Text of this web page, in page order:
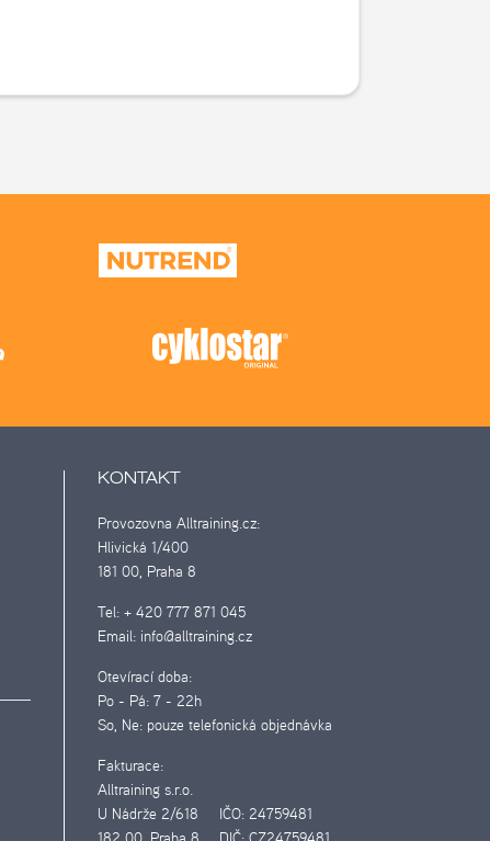
KONTAKT
Provozovna Alltraining.cz:
Hlivická 1/400
181 00, Praha 8
Tel: + 420 777 871 045
Email: info@alltraining.cz
Otevírací doba:
Po - Pá:7 - 22h
So, Ne:pouze telefonická objednávka
Fakturace:
Alltraining s.r.o.
U Nádrže 2/618
IČO: 24759481